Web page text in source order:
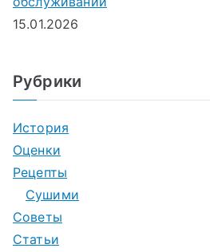
15.01.2026
Рубрики
История
Оценки
Рецепты
Сушими
Советы
Статьи